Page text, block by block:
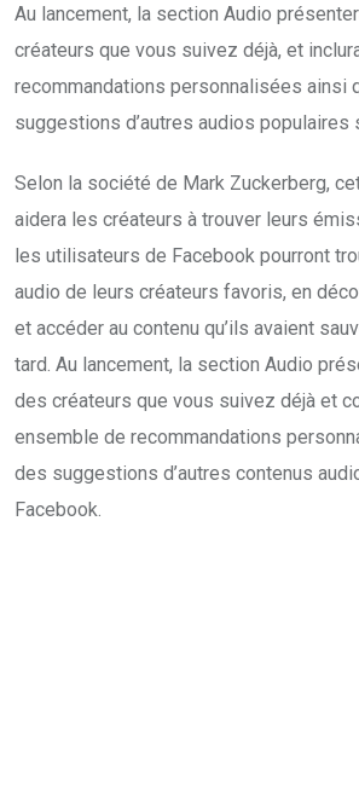
Au lancement, la section Audio
créateurs que vous suivez déjà, et
recommandations personnalisées ainsi
suggestions d’autres audios populaires
Selon la société de Mark Zuckerberg,
aidera les créateurs à trouver leurs
les utilisateurs de Facebook pourront
audio de leurs créateurs favoris, en
et accéder au contenu qu’ils avaient
tard. Au lancement, la section Audio
des créateurs que vous suivez déjà et
ensemble de recommandations
des suggestions d’autres contenus
Facebook.